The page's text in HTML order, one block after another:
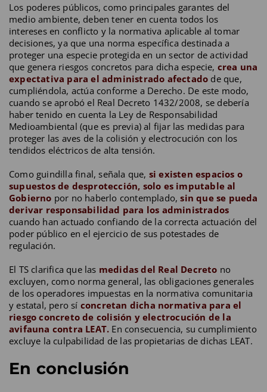
Los poderes públicos, como principales garantes del
medio ambiente, deben tener en cuenta todos los
intereses en conflicto y la normativa aplicable al tomar
decisiones, ya que una norma específica destinada a
proteger una especie protegida en un sector de actividad
que genera riesgos concretos para dicha especie, crea una
expectativa para el administrado afectado de que,
cumpliéndola, actúa conforme a Derecho. De este modo,
cuando se aprobó el Real Decreto 1432/2008, se debería
haber tenido en cuenta la Ley de Responsabilidad
Medioambiental (que es previa) al fijar las medidas para
proteger las aves de la colisión y electrocución con los
tendidos eléctricos de alta tensión.
Como guindilla final, señala que, si existen espacios o
supuestos de desprotección, solo es imputable al
Gobierno por no haberlo contemplado,sin que se pueda
derivar responsabilidad para los administrados
cuando han actuado confiando de la correcta actuación del
poder público en el ejercicio de sus potestades de
regulación.
El TS clarifica que las medidas del Real Decreto no
excluyen, como norma general, las obligaciones generales
de los operadores impuestas en la normativa comunitaria
y estatal, pero sí concretan dicha normativa para el
riesgo concreto de colisión y electrocución de la
avifauna contra LEAT. En consecuencia, su cumplimiento
excluye la culpabilidad de las propietarias de dichas LEAT.
En conclusión